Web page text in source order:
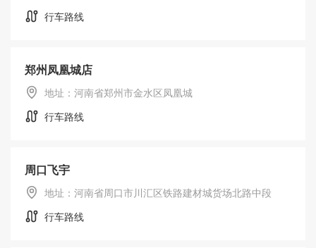
行车路线
郑州凤凰城店
地址：河南省郑州市金水区凤凰城
行车路线
周口飞宇
地址：河南省周口市川汇区铁路建材城货场北路中段
行车路线